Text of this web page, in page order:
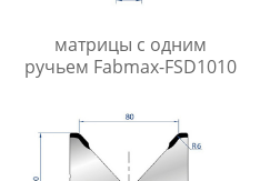
матрицы с одним
ручьем Fabmax-FSD1010